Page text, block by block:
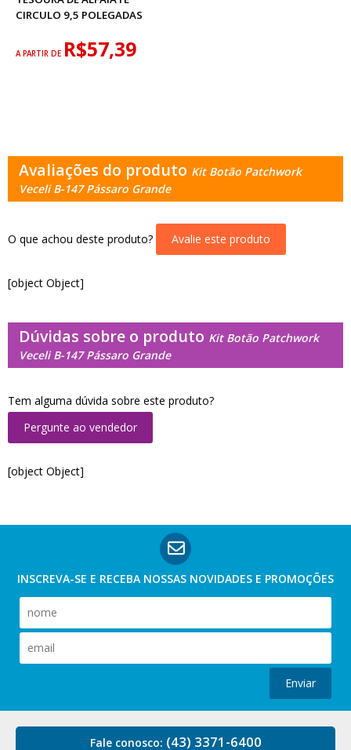
CIRCULO 9,5 POLEGADAS
A PARTIR DE R$57,39
Avaliações do produto Kit Botão Patchwork
Veceli B-147 Pássaro Grande
O que achou deste produto? Avalie este produto
[object Object]
Dúvidas sobre o produto Kit Botão Patchwork
Veceli B-147 Pássaro Grande
Tem alguma dúvida sobre este produto?
Pergunte ao vendedor
[object Object]
INSCREVA-SE E RECEBA NOSSAS NOVIDADES E PROMOÇÕES
Enviar
Fale conosco: (43) 3371-6400